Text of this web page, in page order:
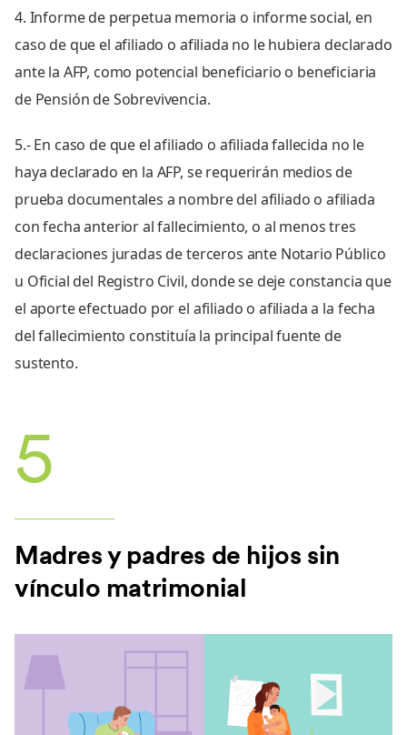
4. Informe de perpetua memoria o informe social, en
caso de que el afiliado o afiliada no le hubiera declarado
ante la AFP, como potencial beneficiario o beneficiaria
de Pensión de Sobrevivencia.
5.- En caso de que el afiliado o afiliada fallecida no le
haya declarado en la AFP, se requerirán medios de
prueba documentales a nombre del afiliado o afiliada
con fecha anterior al fallecimiento, o al menos tres
declaraciones juradas de terceros ante Notario Público
u Oficial del Registro Civil, donde se deje constancia que
el aporte efectuado por el afiliado o afiliada a la fecha
del fallecimiento constituía la principal fuente de
sustento.
5
Madres y padres de hijos sin
vínculo matrimonial